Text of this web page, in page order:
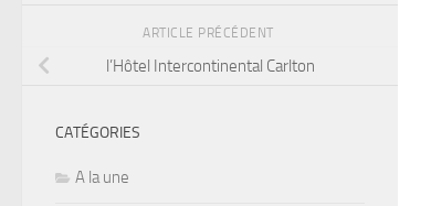
ARTICLE PRÉCÉDENT
l’Hôtel Intercontinental Carlton
CATÉGORIES
A la une